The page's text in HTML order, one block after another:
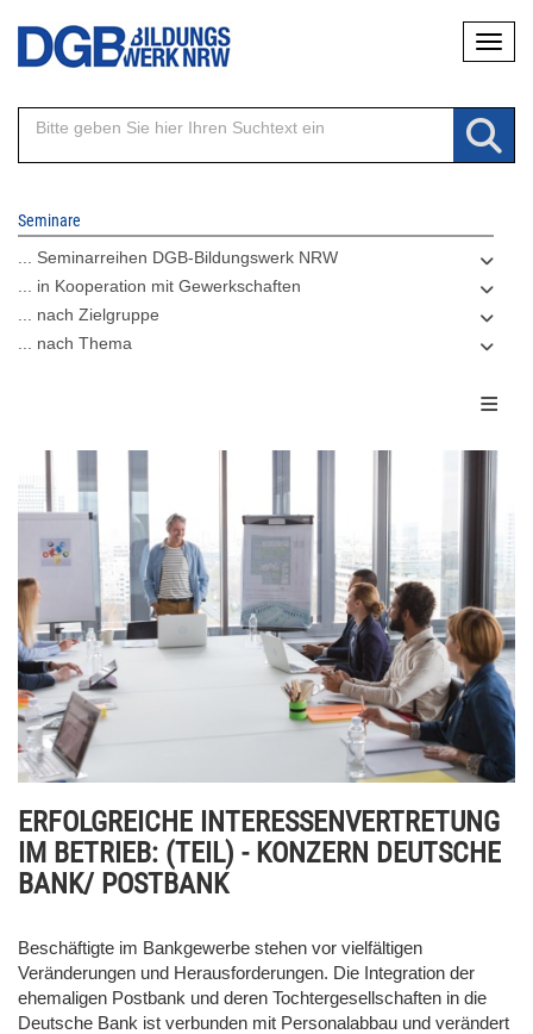
Direkt
Inhalt
Seminare
... Seminarreihen DGB-Bildungswerk NRW
... in Kooperation mit Gewerkschaften
... nach Zielgruppe
... nach Thema
ERFOLGREICHE INTERESSENVERTRETUNG
IM BETRIEB: (TEIL) - KONZERN DEUTSCHE
BANK/ POSTBANK
Beschäftigte im Bankgewerbe stehen vor vielfältigen
Veränderungen und Herausforderungen. Die Integration der
ehemaligen Postbank und deren Tochtergesellschaften in die
Deutsche Bank ist verbunden mit Personalabbau und verändert